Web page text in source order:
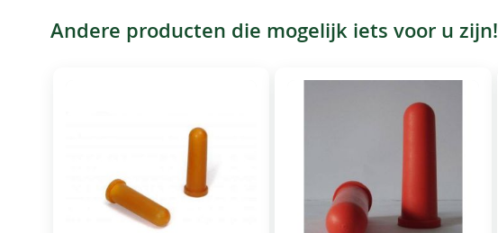
Andere producten die mogelijk iets voor u zijn!